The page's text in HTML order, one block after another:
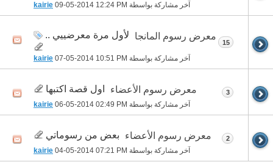
آخر مشاركة بواسطة kairie 09-05-2014 12:24 PM
معرض رسوم المانجا لأول مرة معرضييي ..
آخر مشاركة بواسطة kairie 07-05-2014 10:51 PM
15
معرض رسوم الأعضاء اول قصة اكتبها
آخر مشاركة بواسطة kairie 06-05-2014 02:49 PM
3
معرض رسوم الأعضاء بعض من رسوماتي
آخر مشاركة بواسطة kairie 04-05-2014 07:21 PM
2